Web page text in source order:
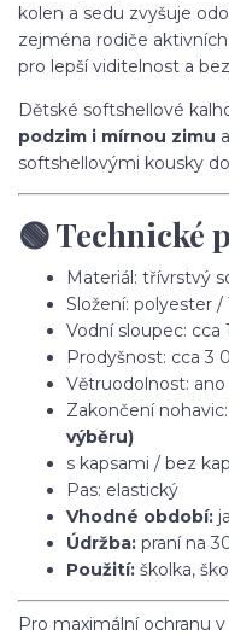
kolen a sedu zvyšuje
zejména rodiče
pro lepší viditelnost a
Dětské softshellové
podzim i mírnou zimu
softshellovými kousky
🟢 Technické
Materiál: třívrstvý
Složení: polyester
Vodní sloupec:
Prodyšnost: cca 3
Větruodolnost: ano
Zakončení nohavic:
výběru)
s kapsami / bez
Pas: elastický
Vhodné období:
Údržba: praní na
Použití: školka,
Pro maximální ochranu